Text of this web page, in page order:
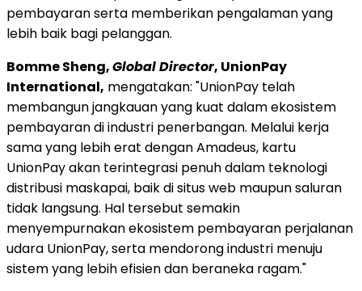
pembayaran serta memberikan pengalaman yang
lebih baik bagi pelanggan.
Bomme Sheng,Global Director, UnionPay
International, mengatakan: "UnionPay telah
membangun jangkauan yang kuat dalam ekosistem
pembayaran di industri penerbangan. Melalui kerja
sama yang lebih erat dengan Amadeus, kartu
UnionPay akan terintegrasi penuh dalam teknologi
distribusi maskapai, baik di situs web maupun saluran
tidak langsung. Hal tersebut semakin
menyempurnakan ekosistem pembayaran perjalanan
udara UnionPay, serta mendorong industri menuju
sistem yang lebih efisien dan beraneka ragam."